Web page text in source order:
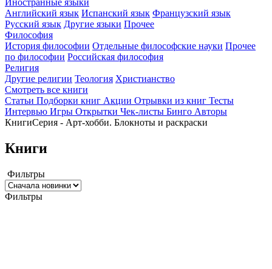
Иностранные языки
Английский язык Испанский язык Французский язык
Русский язык Другие языки Прочее
Философия
История философии Отдельные философские науки Прочее
по философии Российская философия
Религия
Другие религии Теология Христианство
Смотреть все книги
Статьи Подборки книг Акции Отрывки из книг Тесты
Интервью Игры Открытки Чек-листы Бинго Авторы
КнигиСерия - Арт-хобби. Блокноты и раскраски
Книги
Фильтры
Фильтры